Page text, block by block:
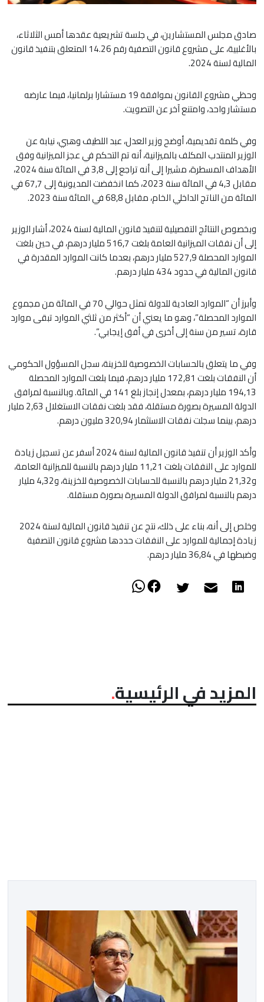
صادق مجلس المستشارين، في جلسة تشريعية عقدها أمس الثلاثاء،
بالأغلبية، على مشروع قانون التصفية رقم 14.26 المتعلق بتنفيذ قانون
المالية لسنة 2024.
وحظي مشروع القانون بموافقة 19 مستشارا برلمانيا، فيما عارضه
مستشار واحد، وامتنع آخر عن التصويت.
وفي كلمة تقديمية، أوضح وزير العدل، عبد اللطيف وهبي، نيابة عن
الوزير المنتدب المكلف بالميزانية، أنه تم التحكم في عجز الميزانية وفق
الأهداف المسطرة، مشيرا إلى أنه تراجع إلى 3,8 في المائة سنة 2024،
مقابل 4,3 في المائة سنة 2023، كما انخفضت المديونية إلى 67,7 في
المائة من الناتج الداخلي الخام، مقابل 68,8 في المائة سنة 2023.
وبخصوص النتائج التفصيلية لتنفيذ قانون المالية لسنة 2024، أشار الوزير
إلى أن نفقات الميزانية العامة بلغت 516,7 مليار درهم، في حين بلغت
الموارد المحصلة 527,9 مليار درهم، بعدما كانت الموارد المقدرة في
قانون المالية في حدود 434 مليار درهم.
وأبرز أن “الموارد العادية للدولة تمثل حوالي 70 في المائة من مجموع
الموارد المحصلة”، وهو ما يعني أن “أكثر من ثلثي الموارد تبقى موارد
قارة، تسير من سنة إلى أخرى في أفق إيجابي”.
وفي ما يتعلق بالحسابات الخصوصية للخزينة، سجل المسؤول الحكومي
أن النفقات بلغت 172,81 مليار درهم، فيما بلغت الموارد المحصلة
194,13 مليار درهم، بمعدل إنجاز بلغ 141 في المائة. وبالنسبة لمرافق
الدولة المسيرة بصورة مستقلة، فقد بلغت نفقات الاستغلال 2,63 مليار
درهم، بينما سجلت نفقات الاستثمار 320,94 مليون درهم.
وأكد الوزير أن تنفيذ قانون المالية لسنة 2024 أسفر عن تسجيل زيادة
للموارد على النفقات بلغت 11,21 مليار درهم بالنسبة للميزانية العامة،
و21,32 مليار درهم بالنسبة للحسابات الخصوصية للخزينة، و4,32 مليار
درهم بالنسبة لمرافق الدولة المسيرة بصورة مستقلة.
وخلص إلى أنه، بناء على ذلك، نتج عن تنفيذ قانون المالية لسنة 2024
زيادة إجمالية للموارد على النفقات حددها مشروع قانون التصفية
وضبطها في 36,84 مليار درهم.
المزيد في الرئيسية